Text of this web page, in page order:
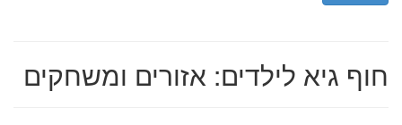
חוף גיא לילדים: אזורים ומשחקים